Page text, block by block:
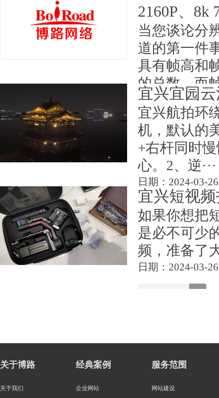
2160P、8k
当您谈论分
道的第一件
具有帧高和
的总数，而
日期：2024-07-29
宜兴宜园
宜兴航拍环
机，默认的
+右杆同时
心。2、逆···
日期：2024-03-26
宜兴短视
如果你想把
是必不可少
频，准备了
日期：2024-03-26
关于博路
关于我们
经典案例
企业网站
服务范围
网站建设